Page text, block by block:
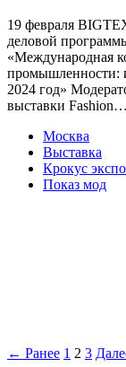
19 февраля
деловой
«Международная
промышленности:
2024 год»
выставки Fashion…
Москва
Выставка
Крокус экспо
Показ мод
← Ранее 1 2 3